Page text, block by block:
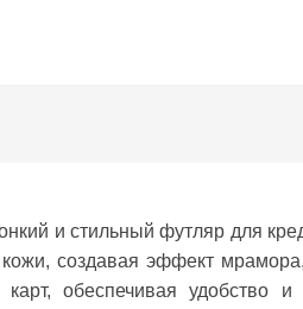
и стильный футляр для
создавая эффект
обеспечивая удобство